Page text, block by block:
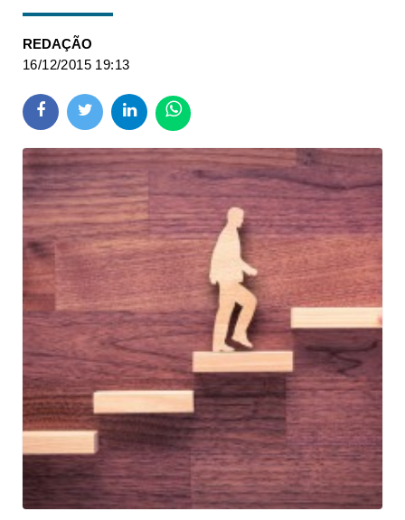
REDAÇÃO
16/12/2015 19:13